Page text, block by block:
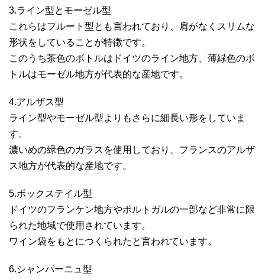
3.ライン型とモーゼル型
これらはフルート型とも言われており、肩がなくスリムな
形状をしていることが特徴です。
このうち茶色のボトルはドイツのライン地方、薄緑色のボ
トルはモーゼル地方が代表的な産地です。
4.アルザス型
ライン型やモーゼル型よりもさらに細長い形をしていま
す。
濃いめの緑色のガラスを使用しており、フランスのアルザ
ス地方が代表的な産地です。
5.ボックステイル型
ドイツのフランケン地方やポルトガルの一部など非常に限
られた地域で使用されています。
ワイン袋をもとにつくられたと言われています。
6.シャンパーニュ型